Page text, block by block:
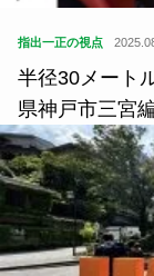
指出一正の視点
半径30メート
県神戸市三宮